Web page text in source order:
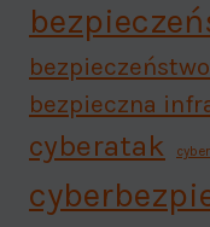
bezpieczna
cyberatak